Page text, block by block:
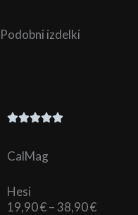
Podobni izdelki
CalMag
Hesi
19,90€–38,90€Cenovni